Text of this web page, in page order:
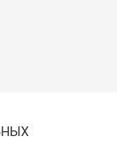
толщин
различных